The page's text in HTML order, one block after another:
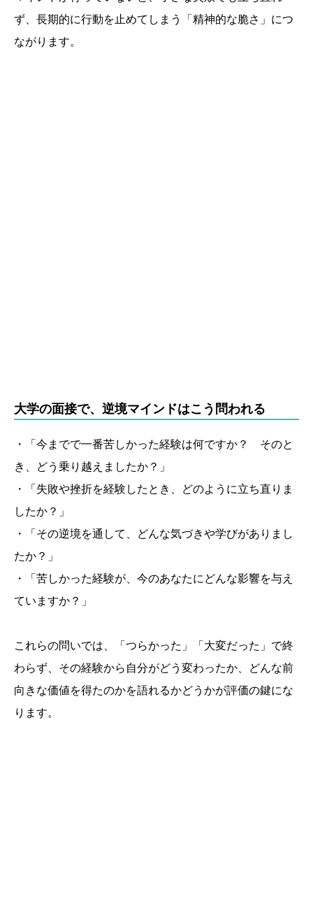
ず、長期的に行動を止めてしまう「精神的な脆さ」につ
ながります。
大学の面接で、逆境マインドはこう問われる
・「今までで一番苦しかった経験は何ですか？ そのと
き、どう乗り越えましたか？」
・「失敗や挫折を経験したとき、どのように立ち直りま
したか？」
・「その逆境を通して、どんな気づきや学びがありまし
たか？」
・「苦しかった経験が、今のあなたにどんな影響を与え
ていますか？」
これらの問いでは、「つらかった」「大変だった」で終
わらず、その経験から自分がどう変わったか、どんな前
向きな価値を得たのかを語れるかどうかが評価の鍵にな
ります。